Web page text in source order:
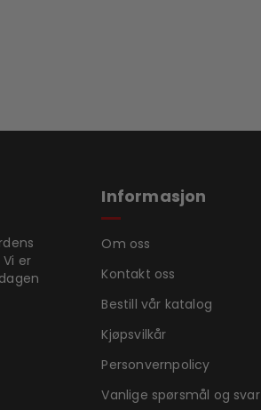
er
Informasjon
Om oss
Kontakt oss
Bestill vår katalog
Kjøpsvilkår
Personvernpolicy
Vanlige spørsmål og svar